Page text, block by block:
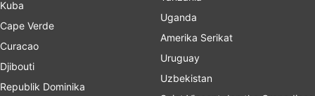
Kuba
Cape Verde
Curacao
Djibouti
Republik Dominika
Uganda
Amerika Serikat
Uruguay
Uzbekistan